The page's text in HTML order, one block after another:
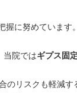
握に努めています。
当院ではギプス固
のリスクも軽減